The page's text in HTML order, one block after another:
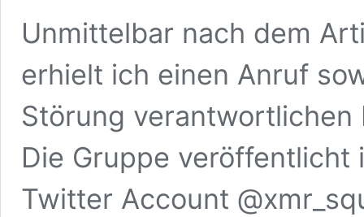
Unmittelbar nach dem
erhielt ich einen Anruf
Störung verantwortlichen
Die Gruppe
Twitter Account